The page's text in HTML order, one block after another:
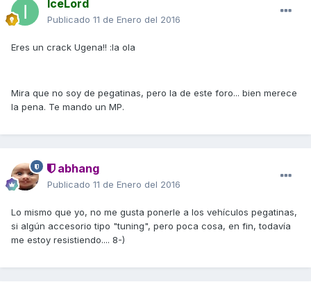
IceLord
Publicado 11 de Enero del 2016
Eres un crack Ugena!! :la ola
Mira que no soy de pegatinas, pero la de este foro... bien merece
la pena. Te mando un MP.
abhang
Publicado 11 de Enero del 2016
Lo mismo que yo, no me gusta ponerle a los vehículos pegatinas,
si algún accesorio tipo "tuning", pero poca cosa, en fin, todavía
me estoy resistiendo.... 8-)